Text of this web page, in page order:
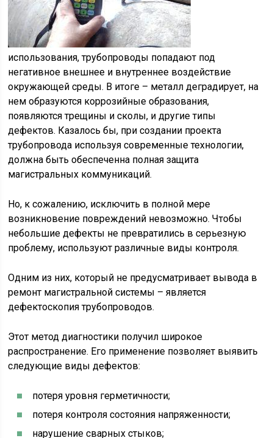
использования, трубопроводы попадают под
негативное внешнее и внутреннее воздействие
окружающей среды. В итоге – металл деградирует, на
нем образуются коррозийные образования,
появляются трещины и сколы, и другие типы
дефектов. Казалось бы, при создании проекта
трубопровода используя современные технологии,
должна быть обеспеченна полная защита
магистральных коммуникаций.
Но, к сожалению, исключить в полной мере
возникновение повреждений невозможно. Чтобы
небольшие дефекты не превратились в серьезную
проблему, используют различные виды контроля.
Одним из них, который не предусматривает вывода в
ремонт магистральной системы – является
дефектоскопия трубопроводов.
Этот метод диагностики получил широкое
распространение. Его применение позволяет выявить
следующие виды дефектов:
потеря уровня герметичности;
потеря контроля состояния напряженности;
нарушение сварных стыков;